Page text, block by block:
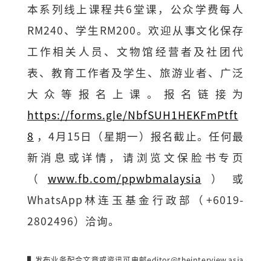
本系列线上课程共6堂课，公众学费每人
RM240、学生RM200。欢迎从事文化保存
工作相关人员、文物馆经营者及社团代
表、教育工作者及学生、旅游业者、广泛
大众等报名上课。报名链接为
https://forms.gle/NbfSUH1HEKFmPtft
8 ，4月15日（星期一）报名截止。任何最
新消息或详情，请浏览文保脸书专页
（ www.fb.com/ppwbmalaysia ）或
WhatsApp林连玉基金行政部（+6019-
2802496）洽询。